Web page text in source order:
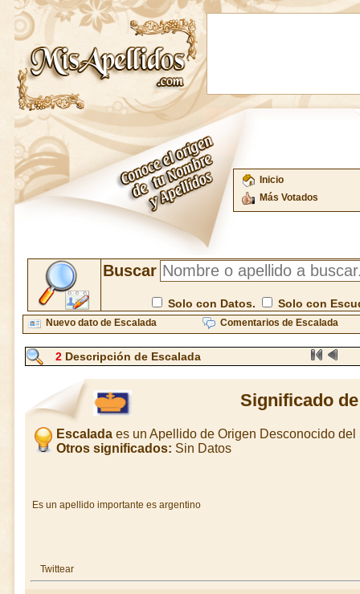
Inicio
Más Votados
Buscar
Solo con Datos. Solo con
Nuevo dato de Escalada Comentarios de Escalada
2 Descripción de Escalada
Significado
Escaladaes un Apellido de Origen Desconocido del
Otros significados: Sin Datos
Es un apellido importante es argentino
Twittear